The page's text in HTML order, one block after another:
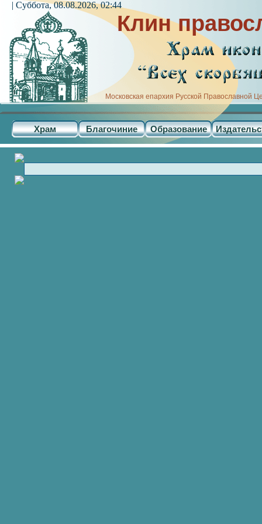
Клин
Московская епархия Русской Православной
Храм Благочиние Образование
| Суббота, 08.08.2026, 02:44